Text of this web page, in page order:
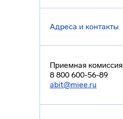
Адреса и контакты
Приемная комиссия
8 800 600-56-89
abit@miee.ru